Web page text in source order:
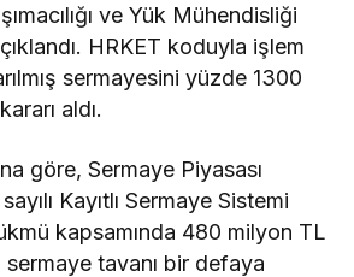
ve Yük Mühendisliği
HRKET koduyla işlem
sermayesini yüzde 1300
aldı.
göre, Sermaye Piyasası
Kayıtlı Sermaye Sistemi
kapsamında 480 milyon TL
sermaye tavanı bir defaya